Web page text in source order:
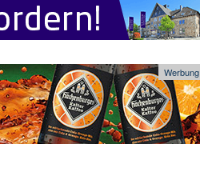
Werbung